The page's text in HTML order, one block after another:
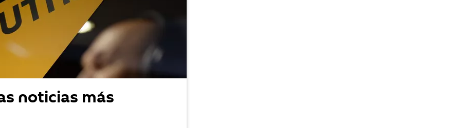
noticias más